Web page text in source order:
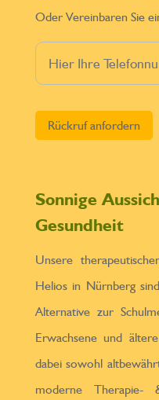
Oder Vereinbaren Sie
Sonnige
Gesundheit
Unsere
Helios in Nürnberg
Alternative zur
Erwachsene und
dabei sowohl
moderne Therapie-